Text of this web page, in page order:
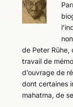
de Peter Rühe,
travail de
d’ouvrage de
dont certaines
mahatma, de